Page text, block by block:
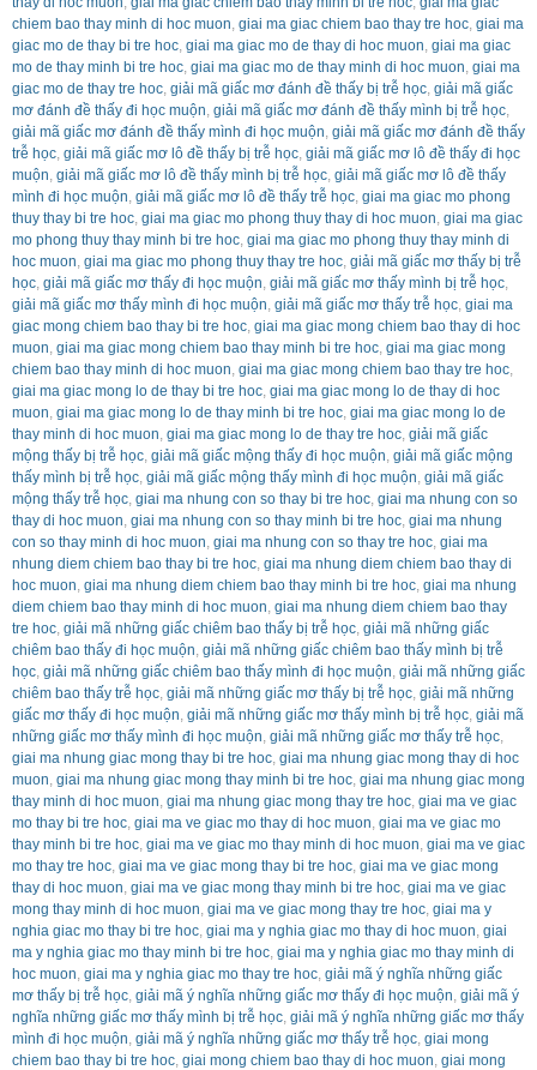
chiem bao thay minh di hoc muon, giai ma giac chiem bao thay tre hoc, giai ma
giac mo de thay bi tre hoc, giai ma giac mo de thay di hoc muon, giai ma giac
mo de thay minh bi tre hoc, giai ma giac mo de thay minh di hoc muon, giai ma
giac mo de thay tre hoc, giải mã giấc mơ đánh đề thấy bị trễ học, giải mã giấc
mơ đánh đề thấy đi học muộn, giải mã giấc mơ đánh đề thấy mình bị trễ học,
giải mã giấc mơ đánh đề thấy mình đi học muộn, giải mã giấc mơ đánh đề thấy
trễ học, giải mã giấc mơ lô đề thấy bị trễ học, giải mã giấc mơ lô đề thấy đi học
muộn, giải mã giấc mơ lô đề thấy mình bị trễ học, giải mã giấc mơ lô đề thấy
mình đi học muộn, giải mã giấc mơ lô đề thấy trễ học, giai ma giac mo phong
thuy thay bi tre hoc, giai ma giac mo phong thuy thay di hoc muon, giai ma giac
mo phong thuy thay minh bi tre hoc, giai ma giac mo phong thuy thay minh di
hoc muon, giai ma giac mo phong thuy thay tre hoc, giải mã giấc mơ thấy bị trễ
học, giải mã giấc mơ thấy đi học muộn, giải mã giấc mơ thấy mình bị trễ học,
giải mã giấc mơ thấy mình đi học muộn, giải mã giấc mơ thấy trễ học, giai ma
giac mong chiem bao thay bi tre hoc, giai ma giac mong chiem bao thay di hoc
muon, giai ma giac mong chiem bao thay minh bi tre hoc, giai ma giac mong
chiem bao thay minh di hoc muon, giai ma giac mong chiem bao thay tre hoc,
giai ma giac mong lo de thay bi tre hoc, giai ma giac mong lo de thay di hoc
muon, giai ma giac mong lo de thay minh bi tre hoc, giai ma giac mong lo de
thay minh di hoc muon, giai ma giac mong lo de thay tre hoc, giải mã giấc
mộng thấy bị trễ học, giải mã giấc mộng thấy đi học muộn, giải mã giấc mộng
thấy mình bị trễ học, giải mã giấc mộng thấy mình đi học muộn, giải mã giấc
mộng thấy trễ học, giai ma nhung con so thay bi tre hoc, giai ma nhung con so
thay di hoc muon, giai ma nhung con so thay minh bi tre hoc, giai ma nhung
con so thay minh di hoc muon, giai ma nhung con so thay tre hoc, giai ma
nhung diem chiem bao thay bi tre hoc, giai ma nhung diem chiem bao thay di
hoc muon, giai ma nhung diem chiem bao thay minh bi tre hoc, giai ma nhung
diem chiem bao thay minh di hoc muon, giai ma nhung diem chiem bao thay
tre hoc, giải mã những giấc chiêm bao thấy bị trễ học, giải mã những giấc
chiêm bao thấy đi học muộn, giải mã những giấc chiêm bao thấy mình bị trễ
học, giải mã những giấc chiêm bao thấy mình đi học muộn, giải mã những giấc
chiêm bao thấy trễ học, giải mã những giấc mơ thấy bị trễ học, giải mã những
giấc mơ thấy đi học muộn, giải mã những giấc mơ thấy mình bị trễ học, giải mã
những giấc mơ thấy mình đi học muộn, giải mã những giấc mơ thấy trễ học,
giai ma nhung giac mong thay bi tre hoc, giai ma nhung giac mong thay di hoc
muon, giai ma nhung giac mong thay minh bi tre hoc, giai ma nhung giac mong
thay minh di hoc muon, giai ma nhung giac mong thay tre hoc, giai ma ve giac
mo thay bi tre hoc, giai ma ve giac mo thay di hoc muon, giai ma ve giac mo
thay minh bi tre hoc, giai ma ve giac mo thay minh di hoc muon, giai ma ve giac
mo thay tre hoc, giai ma ve giac mong thay bi tre hoc, giai ma ve giac mong
thay di hoc muon, giai ma ve giac mong thay minh bi tre hoc, giai ma ve giac
mong thay minh di hoc muon, giai ma ve giac mong thay tre hoc, giai ma y
nghia giac mo thay bi tre hoc, giai ma y nghia giac mo thay di hoc muon, giai
ma y nghia giac mo thay minh bi tre hoc, giai ma y nghia giac mo thay minh di
hoc muon, giai ma y nghia giac mo thay tre hoc, giải mã ý nghĩa những giấc
mơ thấy bị trễ học, giải mã ý nghĩa những giấc mơ thấy đi học muộn, giải mã ý
nghĩa những giấc mơ thấy mình bị trễ học, giải mã ý nghĩa những giấc mơ thấy
mình đi học muộn, giải mã ý nghĩa những giấc mơ thấy trễ học, giai mong
chiem bao thay bi tre hoc, giai mong chiem bao thay di hoc muon, giai mong